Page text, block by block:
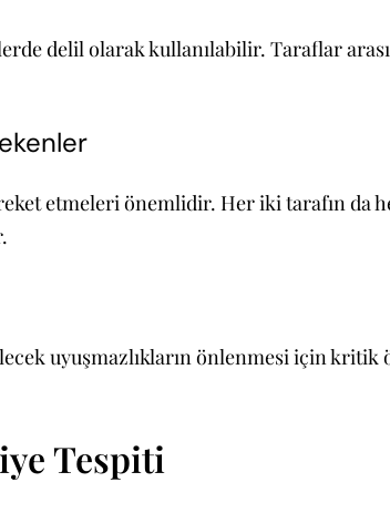
delil olarak kullanılabilir. Taraflar
etmeleri önemlidir. Her iki tarafın da
uyuşmazlıkların önlenmesi için
Tespiti